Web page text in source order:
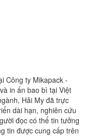
Công ty Mikapack -
in ấn bao bì tại Việt
Hải My đã trực
dài hạn, nghiên cứu
đọc có thể tin tưởng
tin được cung cấp trên